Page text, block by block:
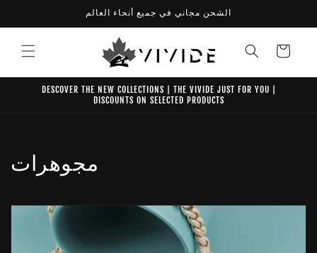
المحتوى
الشحن مجاني في جميع أنحاء العالم
التسوق
DESCOVER THE NEW COLLECTIONS | THE VIVIDE JUST FOR YOU |
DISCOUNTS ON SELECTED PRODUCTS
م
مجوهرات